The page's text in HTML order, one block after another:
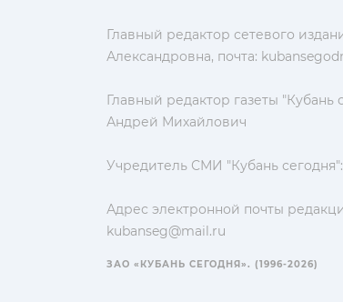
Главный редактор сетевого
Александровна, почта:
Главный редактор газеты "Кубань
Андрей Михайлович
Учредитель СМИ "Кубань
Адрес электронной почты
kubanseg@mail.ru
ЗАО «КУБАНЬ СЕГОДНЯ». (1996-2026)